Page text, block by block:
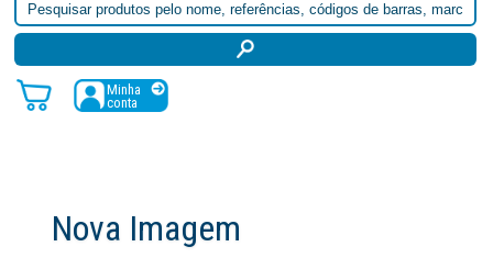
Minha
conta
Nova Imagem